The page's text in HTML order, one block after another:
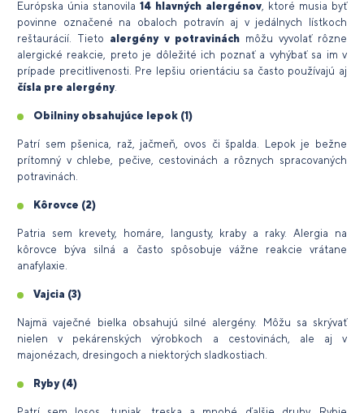
Európska únia stanovila 14 hlavných alergénov, ktoré musia byť
povinne označené na obaloch potravín aj v jedálnych lístkoch
reštaurácií. Tieto alergény v potravinách môžu vyvolať rôzne
alergické reakcie, preto je dôležité ich poznať a vyhýbať sa im v
prípade precitlivenosti. Pre lepšiu orientáciu sa často používajú aj
čísla pre alergény.
Obilniny obsahujúce lepok (1)
Patrí sem pšenica, raž, jačmeň, ovos či špalda. Lepok je bežne
prítomný v chlebe, pečive, cestovinách a rôznych spracovaných
potravinách.
Kôrovce (2)
Patria sem krevety, homáre, langusty, kraby a raky. Alergia na
kôrovce býva silná a často spôsobuje vážne reakcie vrátane
anafylaxie.
Vajcia (3)
Najmä vaječné bielka obsahujú silné alergény. Môžu sa skrývať
nielen v pekárenských výrobkoch a cestovinách, ale aj v
majonézach, dresingoch a niektorých sladkostiach.
Ryby(4)